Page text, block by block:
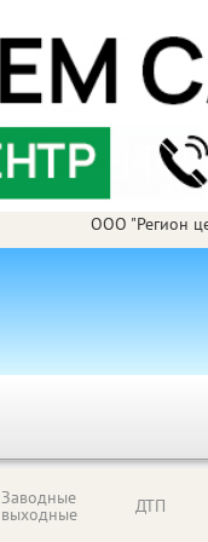
ООО "Регион
Заводные
выходные ДТП